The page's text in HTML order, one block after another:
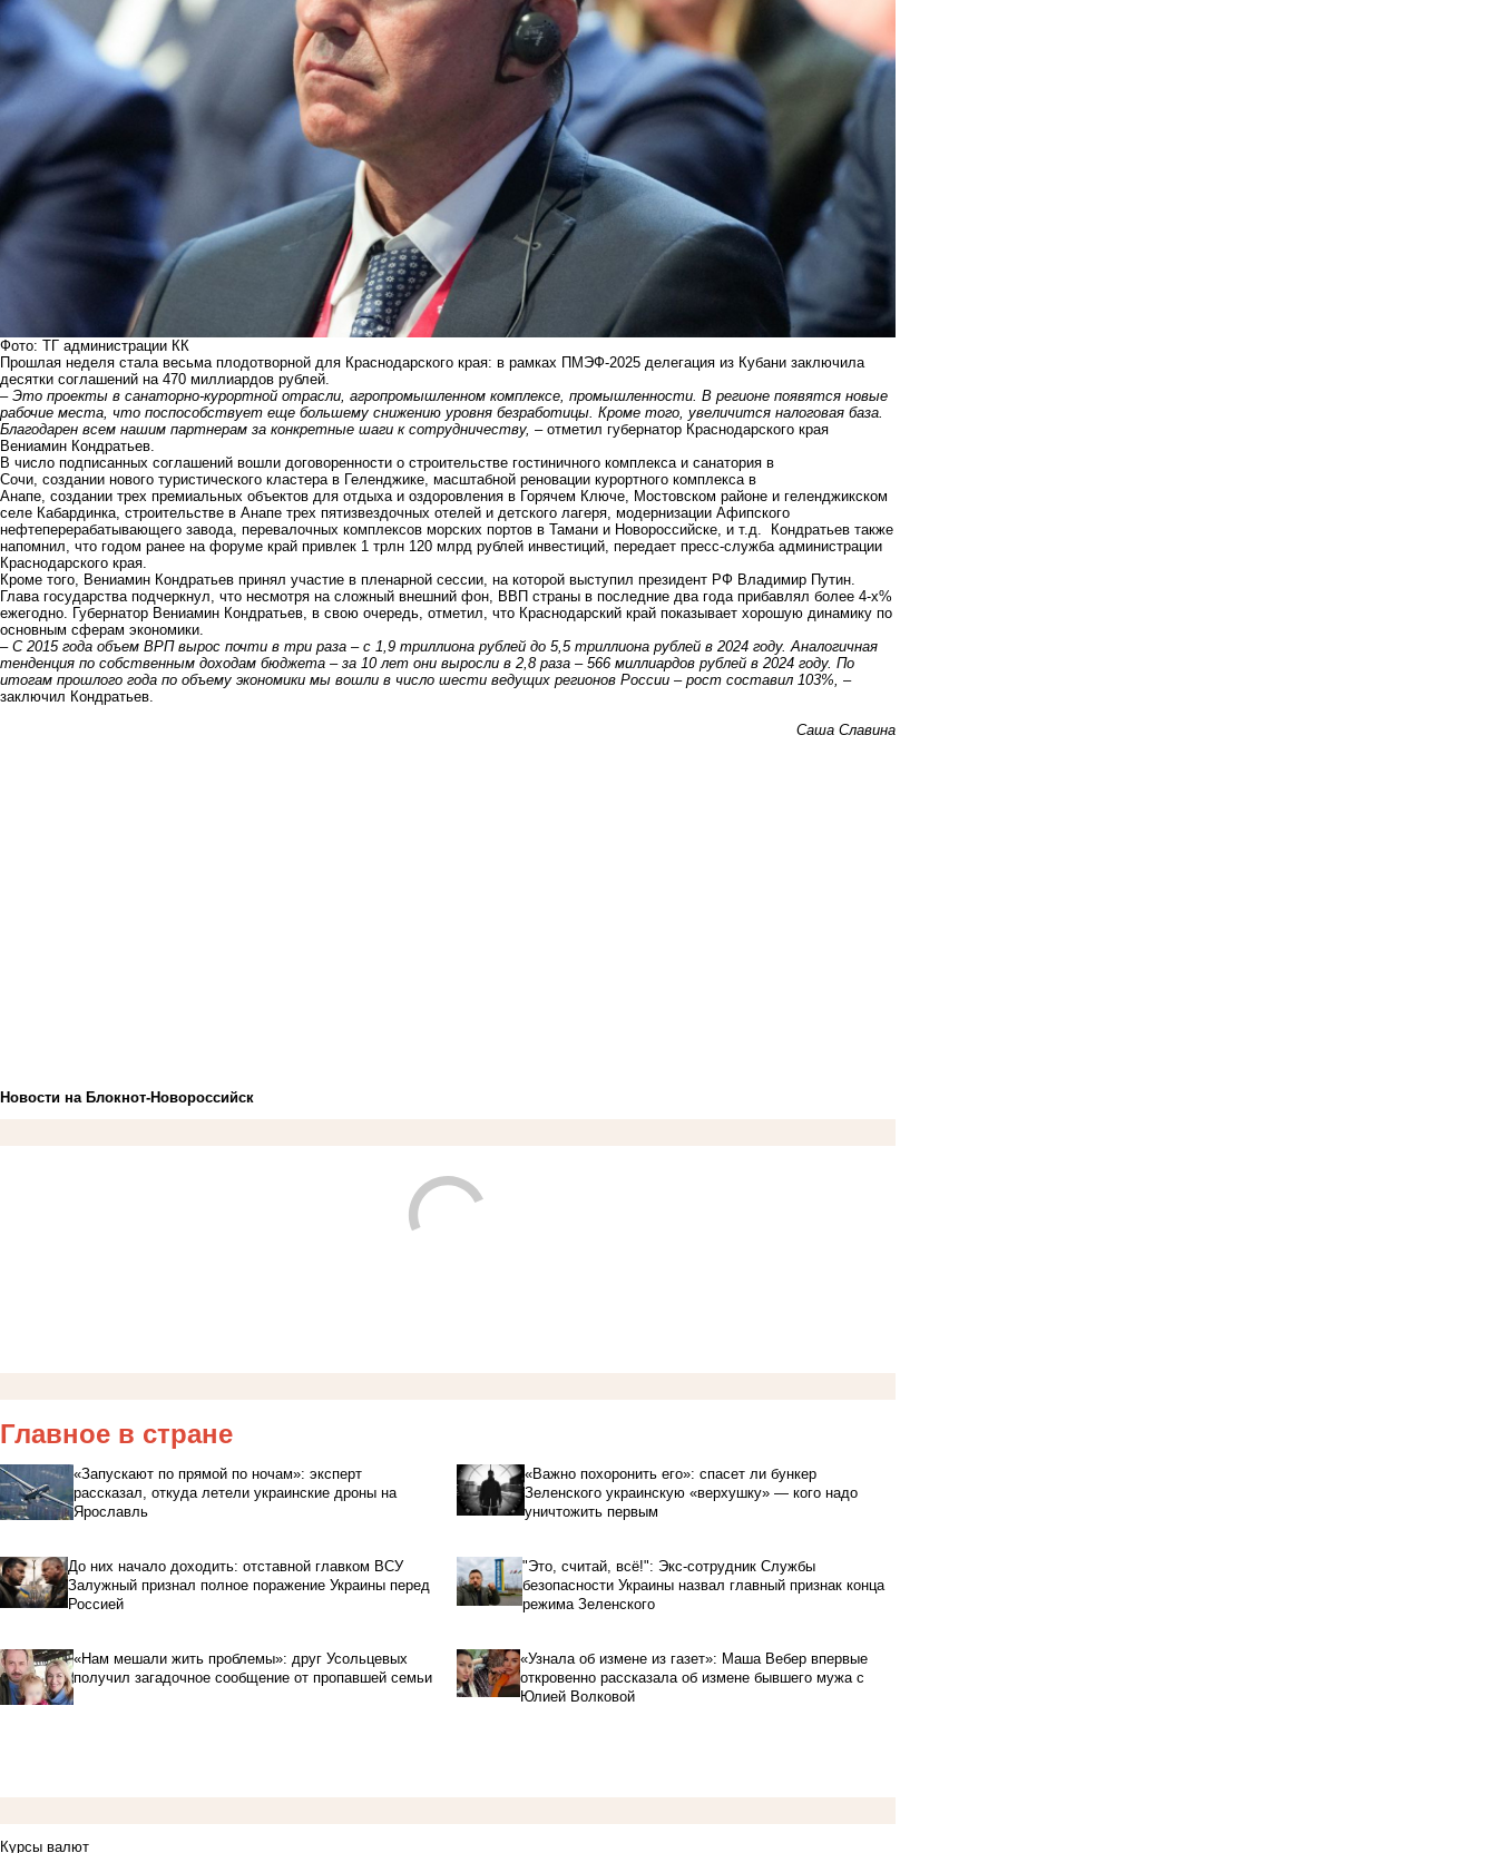
Фото: ТГ администрации КК
Прошлая неделя стала весьма плодотворной для Краснодарского края: в рамках ПМЭФ-2025 делегация из Кубани заключила
десятки соглашений на 470 миллиардов рублей.
– Это проекты в санаторно-курортной отрасли, агропромышленном комплексе, промышленности. В регионе появятся новые
рабочие места, что поспособствует еще большему снижению уровня безработицы. Кроме того, увеличится налоговая база.
Благодарен всем нашим партнерам за конкретные шаги к сотрудничеству, – отметил губернатор Краснодарского края
Вениамин Кондратьев.
В число подписанных соглашений вошли договоренности о строительстве гостиничного комплекса и санатория в
Сочи, создании нового туристического кластера в Геленджике, масштабной реновации курортного комплекса в
Анапе, создании трех премиальных объектов для отдыха и оздоровления в Горячем Ключе, Мостовском районе и геленджикском
селе Кабардинка , строительстве в Анапе трех пятизвездочных отелей и детского лагеря, модернизации Афипского
нефтеперерабатывающего завода, перевалочных комплексов морских портов в Тамани и Новороссийске, и т.д. Кондратьев также
напомнил, что годом ранее на форуме край привлек 1 трлн 120 млрд рублей инвестиций, передает пресс-служба администрации
Краснодарского края.
Кроме того, Вениамин Кондратьев принял участие в пленарной сессии, на которой выступил президент РФ Владимир Путин.
Глава государства подчеркнул, что несмотря на сложный внешний фон, ВВП страны в последние два года прибавлял более 4-х%
ежегодно. Губернатор Вениамин Кондратьев, в свою очередь, отметил, что Краснодарский край показывает хорошую динамику по
основным сферам экономики.
– С 2015 года объем ВРП вырос почти в три раза – с 1,9 триллиона рублей до 5,5 триллиона рублей в 2024 году. Аналогичная
тенденция по собственным доходам бюджета – за 10 лет они выросли в 2,8 раза – 566 миллиардов рублей в 2024 году. По
итогам прошлого года по объему экономики мы вошли в число шести ведущих регионов России – рост составил 103%, –
заключил Кондратьев.
Саша Славина
Новости на Блoкнoт-Новороссийск
Главное в стране
«Запускают по прямой по ночам»: эксперт
рассказал, откуда летели украинские дроны на
Ярославль
«Важно похоронить его»: спасет ли бункер
Зеленского украинскую «верхушку» — кого надо
уничтожить первым
До них начало доходить: отставной главком ВСУ
Залужный признал полное поражение Украины перед
Россией
"Это, считай, всё!": Экс-сотрудник Службы
безопасности Украины назвал главный признак конца
режима Зеленского
«Нам мешали жить проблемы»: друг Усольцевых
получил загадочное сообщение от пропавшей семьи
«Узнала об измене из газет»: Маша Вебер впервые
откровенно рассказала об измене бывшего мужа с
Юлией Волковой
Курсы валют